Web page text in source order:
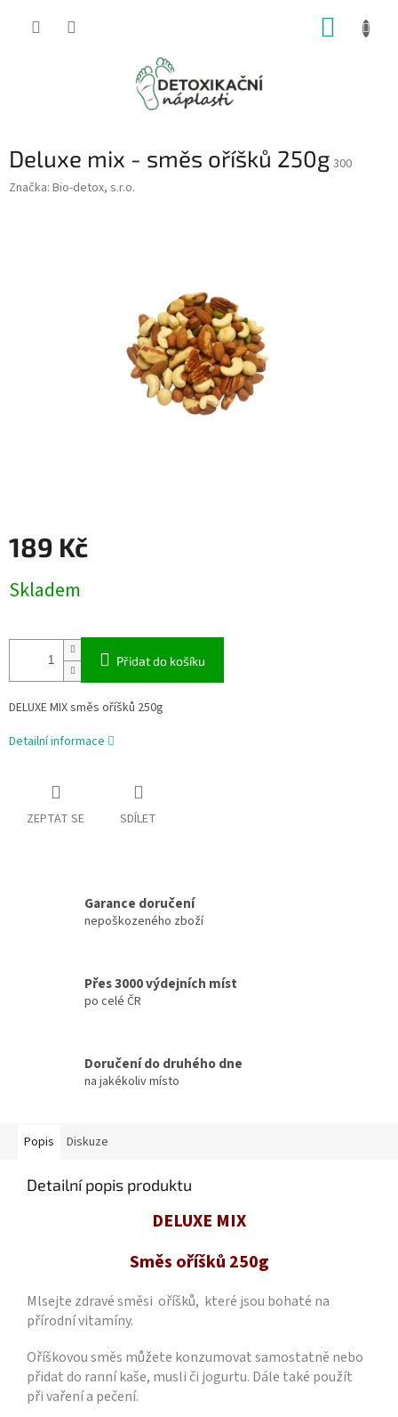
Deluxe mix - směs oříšků 250g 300
Značka: Bio-detox, s.r.o.
189 Kč
cena:
Skladem
Přidat do košíku
DELUXE MIX směs oříšků 250g
Detailní informace
ZEPTAT SE SDÍLET
Garance doručení
nepoškozeného zboží
Přes 3000 výdejních míst
po celé ČR
Doručení do druhého dne
na jakékoliv místo
Popis Diskuze
Detailní popis produktu
DELUXE MIX
Směs oříšků 250g
Mlsejte zdravé směsi oříšků, které jsou bohaté na
přírodní vitamíny.
Oříškovou směs můžete konzumovat samostatně nebo
přidat do ranní kaše, musli či jogurtu. Dále také použít
při vaření a pečení.